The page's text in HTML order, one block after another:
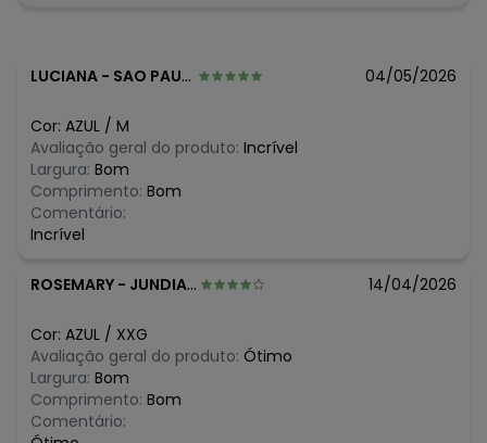
LUCIANA - SAO PAULO - SP 04/05/2026
Cor: AZUL / M
Avaliação geral do produto: Incrível
Largura: Bom
Comprimento: Bom
Comentário:
Incrível
ROSEMARY - JUNDIAI - SP 14/04/2026
Cor: AZUL / XXG
Avaliação geral do produto: Ótimo
Largura: Bom
Comprimento: Bom
Comentário: